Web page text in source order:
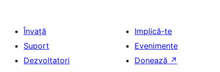
Învață
Suport
Dezvoltatori
Implică-te
Evenimente
Donează ↗